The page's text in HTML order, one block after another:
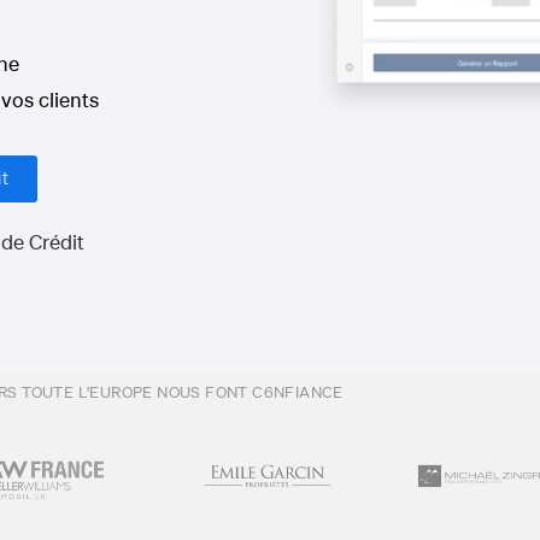
clients
Crédit
TOUTE L'EUROPE NOUS FONT C6NFIANCE